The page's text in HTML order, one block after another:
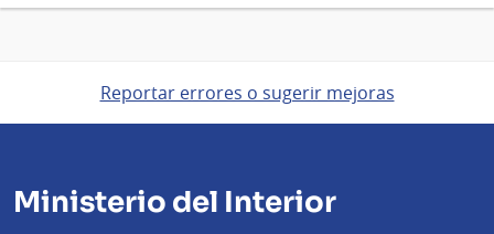
Reportar errores o sugerir mejoras
Ministerio del Interior